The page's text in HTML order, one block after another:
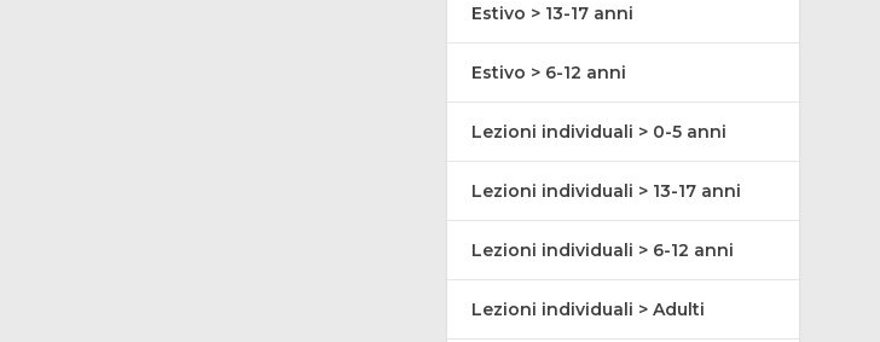
Estivo > 13-17 anni
Estivo > 6-12 anni
Lezioni individuali > 0-5 anni
Lezioni individuali > 13-17 anni
Lezioni individuali > 6-12 anni
Lezioni individuali > Adulti